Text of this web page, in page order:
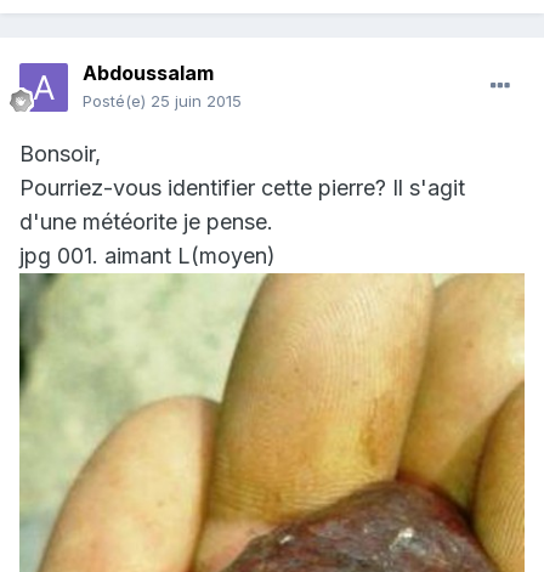
Abdoussalam
Posté(e) 25 juin 2015
Bonsoir,
Pourriez-vous identifier cette pierre? Il s'agit
d'une météorite je pense.
jpg 001. aimant L(moyen)